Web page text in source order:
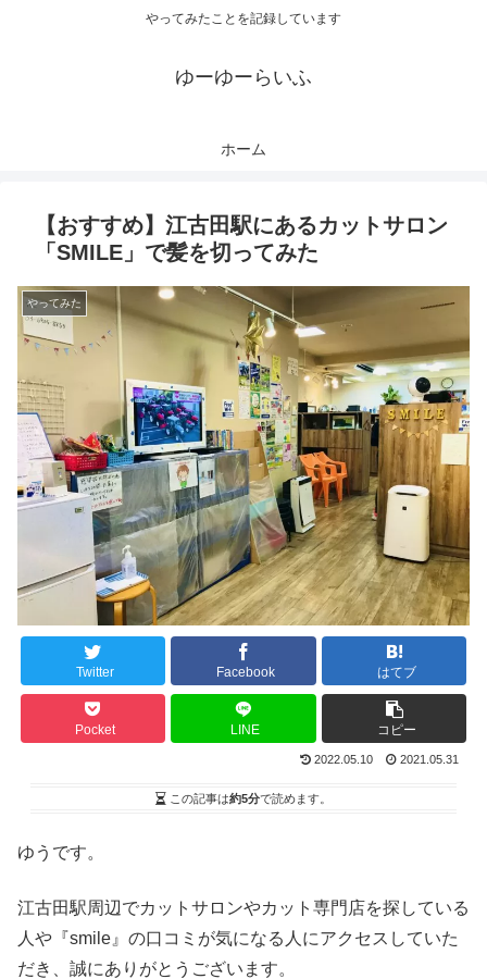
やってみたことを記録しています
ゆーゆーらいふ
ホーム
【おすすめ】江古田駅にあるカットサロン
「SMILE」で髪を切ってみた
やってみた
Twitter Facebook はてブ
Pocket LINE コピー
2022.05.10 2021.05.31
この記事は約5分で読めます。
ゆうです。
江古田駅周辺でカットサロンやカット専門店を探している
人や『smile』の口コミが気になる人にアクセスしていた
だき、誠にありがとうございます。